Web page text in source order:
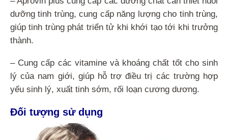
dưỡng tinh trùng, cung cấp năng lượng cho tinh trùng,
giúp tinh trùng phát triển tử khi khới tạo tới khi trưởng
thành.
– Cung cấp các vitamine và khoáng chất tốt cho sinh
lý của nam giới, giúp hỗ trợ điều trị các trường hợp
yếu sinh lý, xuất tinh sớm, rối loạn cương dương.
Đối tượng sử dụng